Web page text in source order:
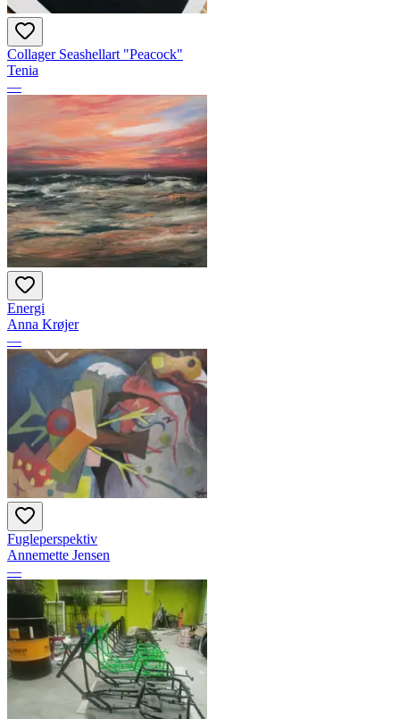
Collager Seashellart "Peacock"
Tenia
—
Energi
Anna Krøjer
—
Fugleperspektiv
Annemette Jensen
—